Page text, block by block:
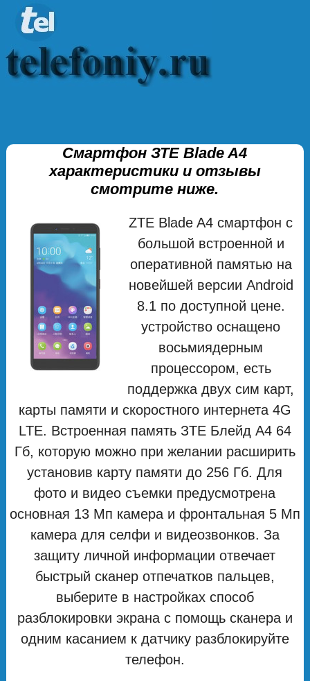
Смартфон ЗТЕ Blade A4
характеристики и отзывы
смотрите ниже.
ZTE Blade A4 смартфон с
большой встроенной и
оперативной памятью на
новейшей версии Android
8.1 по доступной цене.
устройство оснащено
восьмиядерным
процессором, есть
поддержка двух сим карт,
карты памяти и скоростного интернета 4G
LTE. Встроенная память ЗТЕ Блейд А4 64
Гб, которую можно при желании расширить
установив карту памяти до 256 Гб. Для
фото и видео съемки предусмотрена
основная 13 Мп камера и фронтальная 5 Мп
камера для селфи и видеозвонков. За
защиту личной информации отвечает
быстрый сканер отпечатков пальцев,
выберите в настройках способ
разблокировки экрана с помощь сканера и
одним касанием к датчику разблокируйте
телефон.